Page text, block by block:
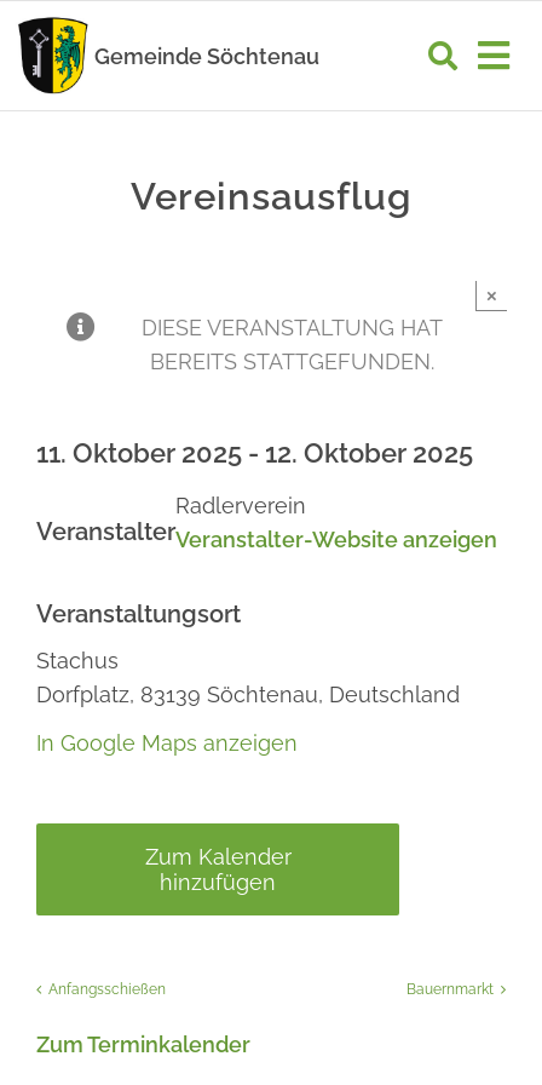
Zum
Inhalt
springen
Gemeinde Söchtenau
RATHAUS
WIRTSCHAFT
UNSER ORT
Vereinsausflug
DIESE VERANSTALTUNG HAT
BEREITS STATTGEFUNDEN.
×
11. Oktober 2025 - 12. Oktober 2025
Veranstalter
Radlerverein
Veranstalter-Website anzeigen
Veranstaltungsort
Stachus
Dorfplatz, 83139 Söchtenau, Deutschland
In Google Maps anzeigen
Zum Kalender
hinzufügen
Anfangsschießen Bauernmarkt
Zum Terminkalender